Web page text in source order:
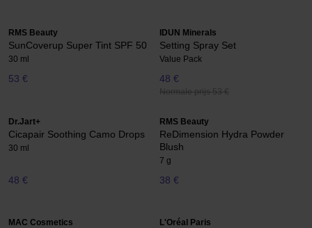
RMS Beauty
SunCoverup Super Tint SPF 50
30 ml
53 €
IDUN Minerals
Setting Spray Set
Value Pack
48 €
Normale prijs 53 €
Dr.Jart+
Cicapair Soothing Camo Drops
30 ml
48 €
RMS Beauty
ReDimension Hydra Powder
Blush
7 g
38 €
MAC Cosmetics L'Oréal Paris